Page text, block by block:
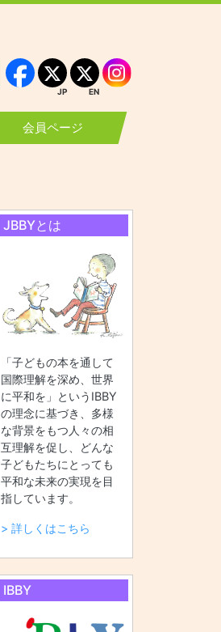
Facebook
JP
JP
EN
EN Instagram
会員ページ
JBBYとは
「子どもの本を通して
国際理解を深め、世界
に平和を」というIBBY
の理念に基づき、多様
な背景をもつ人々の相
互理解を促し、どんな
子どもたちにとっても
平和な未来の実現を目
指しています。
> 詳しくはこちら
IBBY